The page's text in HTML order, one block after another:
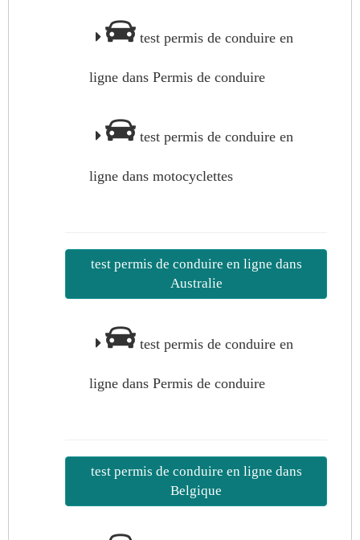
test permis de conduire en
ligne dans Permis de conduire
test permis de conduire en
ligne dans motocyclettes
test permis de conduire en ligne dans
Australie
test permis de conduire en
ligne dans Permis de conduire
test permis de conduire en ligne dans
Belgique